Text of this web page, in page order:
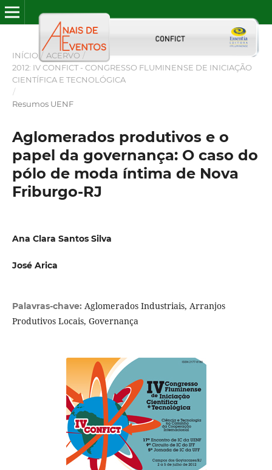
INÍCIO / ACERVO /
2012: IV CONFICT - CONGRESSO FLUMINENSE DE INICIAÇÃO
CIENTÍFICA E TECNOLÓGICA
/
Resumos UENF
Aglomerados produtivos e o
papel da governança: O caso do
pólo de moda íntima de Nova
Friburgo-RJ
Ana Clara Santos Silva
José Arica
Palavras-chave: Aglomerados Industriais, Arranjos
Produtivos Locais, Governança